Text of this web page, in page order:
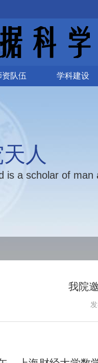
资队伍 学科建设
人
is a scholar of man
我院